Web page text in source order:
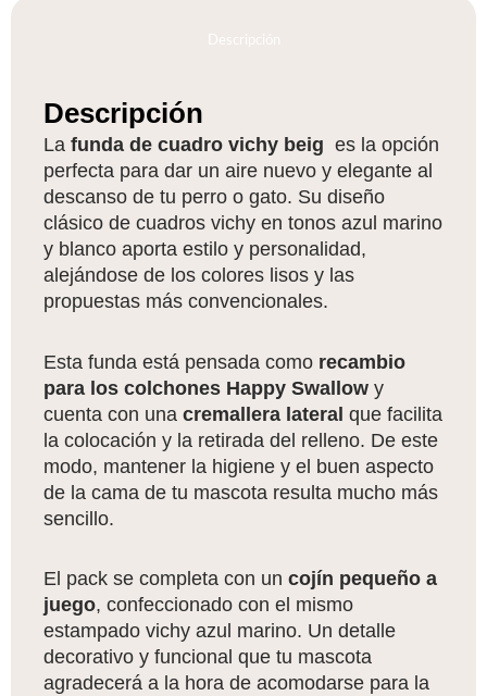
Descripción
Descripción
La funda de cuadro vichy beig es la opción
perfecta para dar un aire nuevo y elegante al
descanso de tu perro o gato. Su diseño
clásico de cuadros vichy en tonos azul marino
y blanco aporta estilo y personalidad,
alejándose de los colores lisos y las
propuestas más convencionales.
Esta funda está pensada como recambio
para los colchones Happy Swallow y
cuenta con una cremallera lateral que facilita
la colocación y la retirada del relleno. De este
modo, mantener la higiene y el buen aspecto
de la cama de tu mascota resulta mucho más
sencillo.
El pack se completa con un cojín pequeño a
juego, confeccionado con el mismo
estampado vichy azul marino. Un detalle
decorativo y funcional que tu mascota
agradecerá a la hora de acomodarse para la